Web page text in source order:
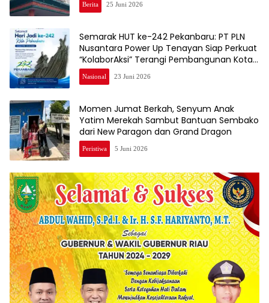
Berita 25 Juni 2026
Semarak HUT ke-242 Pekanbaru: PT PLN
Nusantara Power Up Tenayan Siap Perkuat
“KolaborAksi” Terangi Pembangunan Kota
Bertuah
Nasional 23 Juni 2026
Momen Jumat Berkah, Senyum Anak
Yatim Merekah Sambut Bantuan Sembako
dari New Paragon dan Grand Dragon
Peristiwa 5 Juni 2026